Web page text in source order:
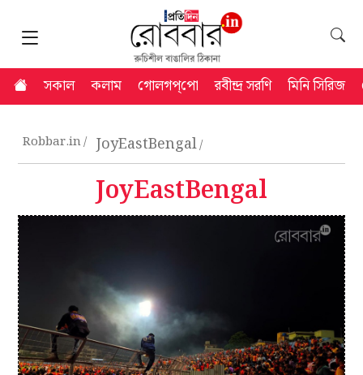
সকাল কলাম গোলগপ্‌পো রবীন্দ্র সরণি মিনি সিরিজ
Robbar.in JoyEastBengal
JoyEastBengal